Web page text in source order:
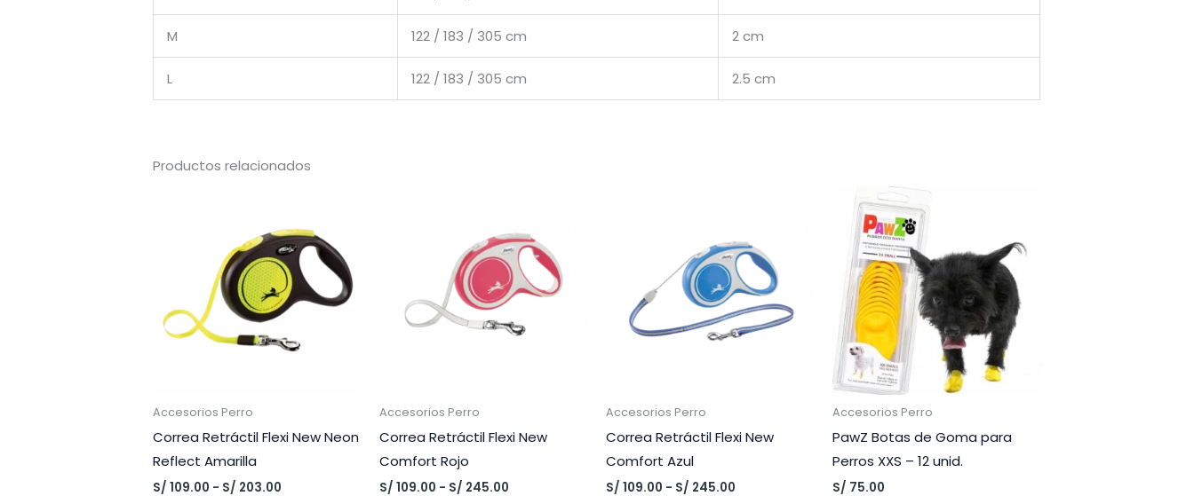
M 122 / 183 / 305 cm 2 cm
L 122 / 183 / 305 cm 2.5 cm
Productos relacionados
Accesorios Perro
Correa Retráctil Flexi New Neon
Reflect Amarilla
S/ 109.00 - S/ 203.00
Accesorios Perro
Correa Retráctil Flexi New
Comfort Rojo
S/ 109.00 - S/ 245.00
Accesorios Perro
Correa Retráctil Flexi New
Comfort Azul
S/ 109.00 - S/ 245.00Rango
Accesorios Perro
PawZ Botas de Goma para
Perros XXS – 12 unid.
S/ 75.00